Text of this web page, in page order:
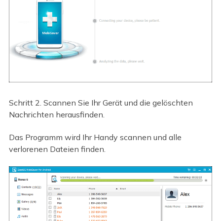
Schritt 2. Scannen Sie Ihr Gerät und die gelöschten
Nachrichten herausfinden.
Das Programm wird Ihr Handy scannen und alle
verlorenen Dateien finden.